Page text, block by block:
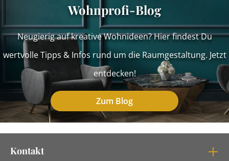
Wohnprofi-Blog
Neugierig auf kreative Wohnideen? Hier findest Du
wertvolle Tipps & Infos rund um die Raumgestaltung. Jetzt
entdecken!
Zum Blog
Kontakt